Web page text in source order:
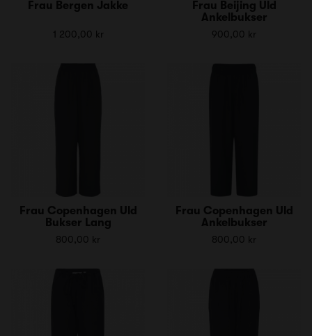
Frau Bergen Jakke
1 200,00 kr
Frau Beijing Uld
Ankelbukser
900,00 kr
Frau Copenhagen Uld
Bukser Lang
800,00 kr
Frau Copenhagen Uld
Ankelbukser
800,00 kr